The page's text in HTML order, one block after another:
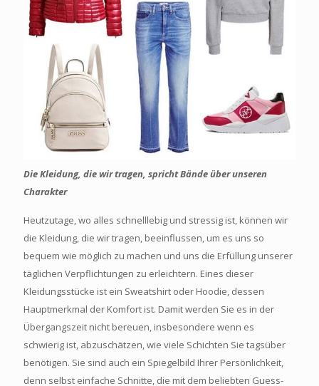
Die Kleidung, die wir tragen, spricht Bände über unseren
Charakter
Heutzutage, wo alles schnelllebig und stressig ist, können wir
die Kleidung, die wir tragen, beeinflussen, um es uns so
bequem wie möglich zu machen und uns die Erfüllung unserer
täglichen Verpflichtungen zu erleichtern. Eines dieser
Kleidungsstücke ist ein Sweatshirt oder Hoodie, dessen
Hauptmerkmal der Komfort ist. Damit werden Sie es in der
Übergangszeit nicht bereuen, insbesondere wenn es
schwierig ist, abzuschätzen, wie viele Schichten Sie tagsüber
benötigen. Sie sind auch ein Spiegelbild Ihrer Persönlichkeit,
denn selbst einfache Schnitte, die mit dem beliebten Guess-